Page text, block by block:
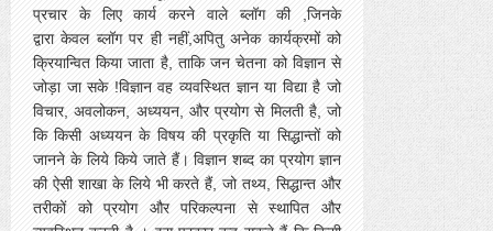
प्रचार के लिए कार्य करने वाले ब्लॉग की ,जिनके
द्वारा केवल ब्लॉग पर ही नहीं,अपितु अनेक कार्यक्रमों को
क्रियान्वित किया जाता है, ताकि जन चेतना को विज्ञान से
जोड़ा जा सके !विज्ञान वह व्यवस्थित ज्ञान या विद्या है जो
विचार, अवलोकन, अध्ययन, और प्रयोग से मिलती है, जो
कि किसी अध्ययन के विषय की प्रकृति या सिद्धान्तों को
जानने के लिये किये जाते हैं। विज्ञान शब्द का प्रयोग ज्ञान
की ऐसी शाखा के लिये भी करते हैं, जो तथ्य, सिद्धान्त और
तरीकों को प्रयोग और परिकल्पना से स्थापित और